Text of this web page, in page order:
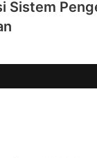
Sistem